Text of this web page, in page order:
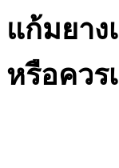
แก้มยาง
หรือควร